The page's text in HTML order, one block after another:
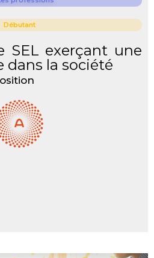
Débutant
SEL exerçant une
dans la société